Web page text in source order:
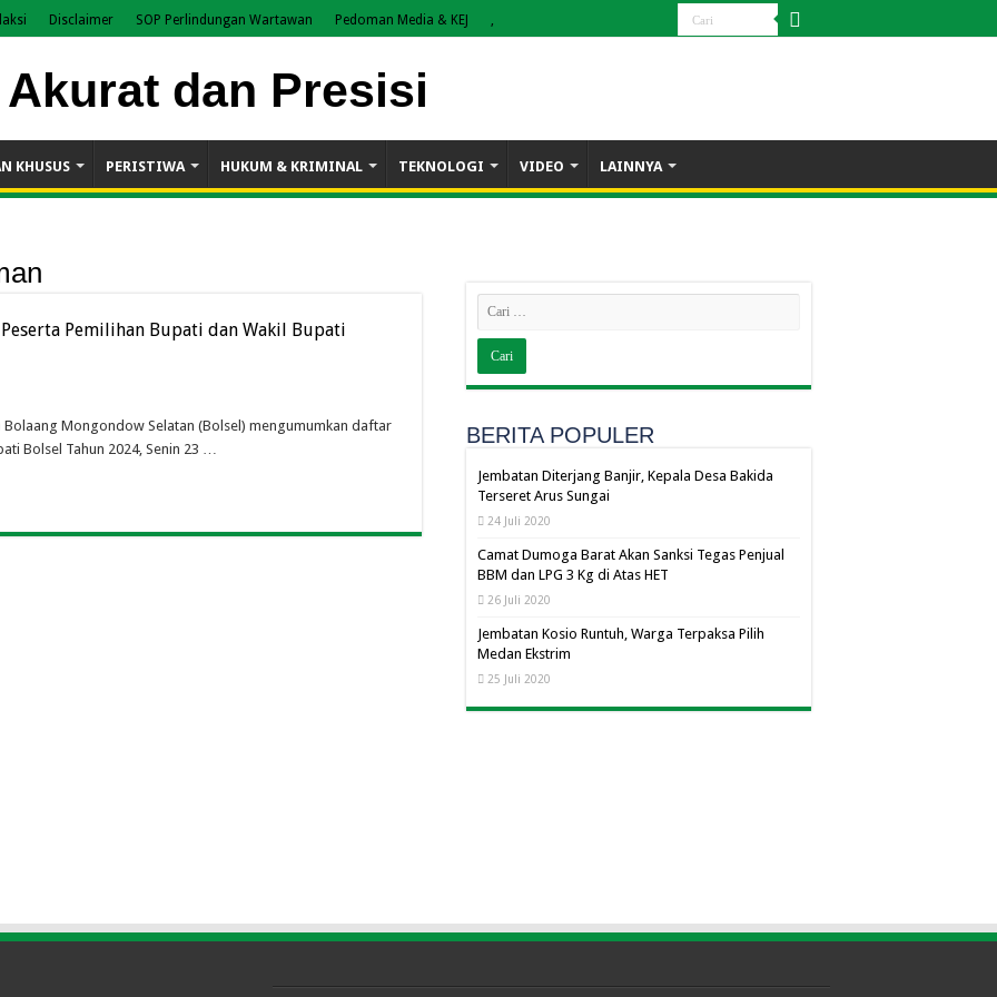
Disclaimer SOP Perlindungan Wartawan Pedoman Media & KEJ ,
KHUSUS PERISTIWA HUKUM & KRIMINAL TEKNOLOGI VIDEO LAINNYA
Pemilihan Bupati dan Wakil Bupati
Bolaang Mongondow Selatan (Bolsel) mengumumkan daftar
Bolsel Tahun 2024, Senin 23 …
BERITA POPULER
Jembatan Diterjang Banjir, Kepala Desa Bakida
Terseret Arus Sungai
24 Juli 2020
Camat Dumoga Barat Akan Sanksi Tegas Penjual
BBM dan LPG 3 Kg di Atas HET
26 Juli 2020
Jembatan Kosio Runtuh, Warga Terpaksa Pilih
Medan Ekstrim
25 Juli 2020